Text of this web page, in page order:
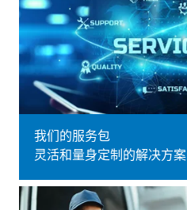
我们的服务包
灵活和量身定制的解决方案